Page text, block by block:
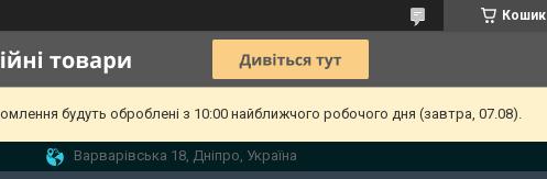
Кошик
будуть оброблені з 10:00 найближчого робочого дня (завтра, 07.08).
Варварівська 18, Дніпро, Україна